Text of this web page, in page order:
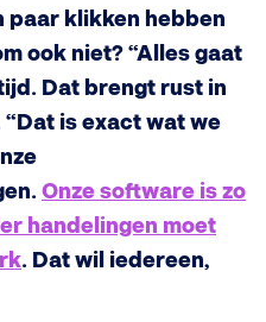
paar klikken hebben
ook niet? “Alles gaat
Dat brengt rust in
“Dat is exact wat we
Onze software is zo
handelingen moet
. Dat wil iedereen,